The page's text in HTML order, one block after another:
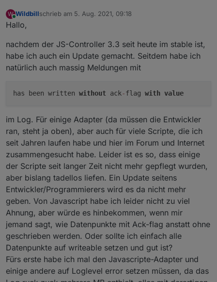
W
Online
Wildbillschrieb am 5. Aug. 2021, 09:18
zuletzt editiert von
Hallo,
nachdem der JS-Controller 3.3 seit heute im stable ist,
habe ich auch ein Update gemacht. Seitdem habe ich
natürlich auch massig Meldungen mit
has been written without ack-flag with value
im Log. Für einige Adapter (da müssen die Entwickler
ran, steht ja oben), aber auch für viele Scripte, die ich
seit Jahren laufen habe und hier im Forum und Internet
zusammengesucht habe. Leider ist es so, dass einige
der Scripte seit langer Zeit nicht mehr gepflegt wurden,
aber bislang tadellos liefen. Ein Update seitens
Entwickler/Programmierers wird es da nicht mehr
geben. Von Javascript habe ich leider nicht zu viel
Ahnung, aber würde es hinbekommen, wenn mir
jemand sagt, wie Datenpunkte mit Ack-flag anstatt ohne
geschrieben werden. Oder sollte ich einfach alle
Datenpunkte auf writeable setzen und gut ist?
Fürs erste habe ich mal den Javascripte-Adapter und
einige andere auf Loglevel error setzen müssen, da das